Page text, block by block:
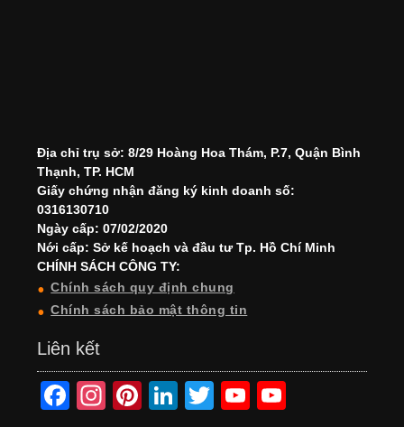
Địa chỉ trụ sở: 8/29 Hoàng Hoa Thám, P.7, Quận Bình
Thạnh, TP. HCM
Giấy chứng nhận đăng ký kinh doanh số:
0316130710
Ngày cấp: 07/02/2020
Nới cấp: Sở kế hoạch và đầu tư Tp. Hồ Chí Minh
CHÍNH SÁCH CÔNG TY:
Chính sách quy định chung
Chính sách bảo mật thông tin
Liên kết
F
In
Pi
Li
T
Y